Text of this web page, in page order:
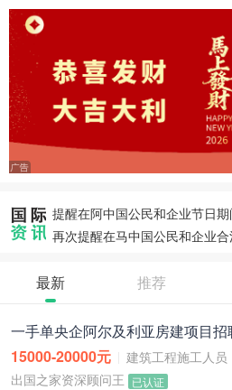
再次敦促中国公民尽快撤离塔
再次提醒中国公民暂勿前往阿富汗
提醒在阿中国公民和企业节日
最新 推荐
一手单央企阿尔及利亚房建项目招
15000-20000元 建筑工程施工人员
出国之家资深顾问王 已认证